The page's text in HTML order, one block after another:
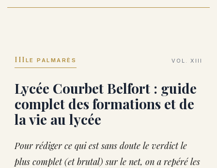
III LE PALMARÈS VOL. XIII
Lycée Courbet Belfort : guide
complet des formations et de
la vie au lycée
Pour rédiger ce qui est sans doute le verdict le
plus complet (et brutal) sur le net, on a repéré les